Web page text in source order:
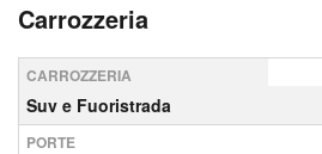
Carrozzeria
CARROZZERIA
Suv e Fuoristrada
PORTE